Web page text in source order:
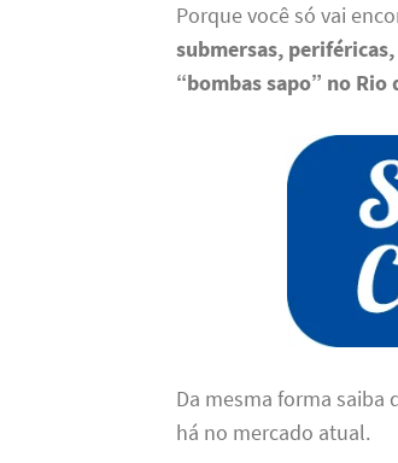
Porque você só vai
submersas,
“bombas sapo” no Rio
Da mesma forma saiba
há no mercado atual.